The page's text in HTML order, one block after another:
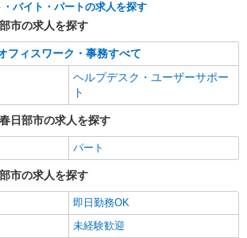
バイト・パートの求人を探す
市の求人を探す
フィスワーク・事務すべて
ヘルプデスク・ユーザーサポー
ト
日部市の求人を探す
パート
市の求人を探す
即日勤務OK
未経験歓迎